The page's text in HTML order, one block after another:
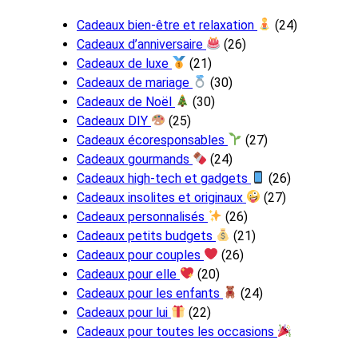
Cadeaux bien-être et relaxation
(24)
Cadeaux d’anniversaire
(26)
Cadeaux de luxe
(21)
Cadeaux de mariage
(30)
Cadeaux de Noël
(30)
Cadeaux DIY
(25)
Cadeaux écoresponsables
(27)
Cadeaux gourmands
(24)
Cadeaux high-tech et gadgets
(26)
Cadeaux insolites et originaux
(27)
Cadeaux personnalisés
(26)
Cadeaux petits budgets
(21)
Cadeaux pour couples
(26)
Cadeaux pour elle
(20)
Cadeaux pour les enfants
(24)
Cadeaux pour lui
(22)
Cadeaux pour toutes les occasions